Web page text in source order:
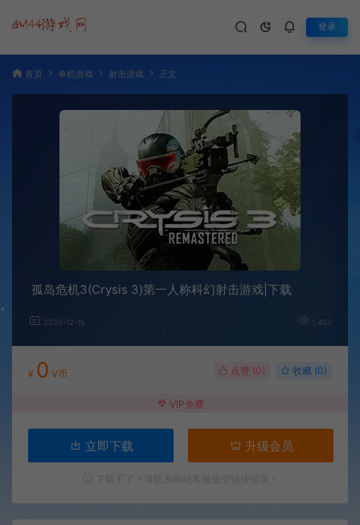
登录
首页 单机游戏 射击游戏 正文
孤岛危机3(Crysis 3)第一人称科幻射击游戏|下载
2020-12-15 1,450
¥ 0 V币 点赞 (0) 收藏 (0)
VIP免费
立即下载 升级会员